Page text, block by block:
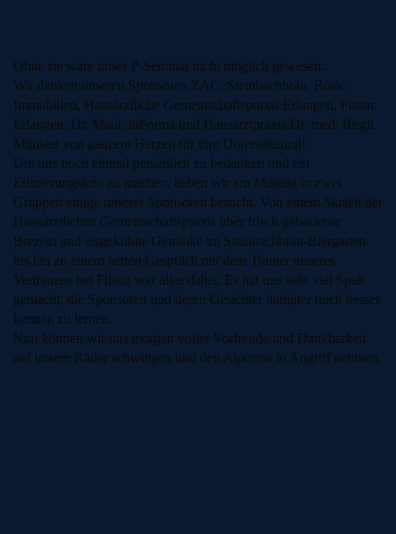
Ohne sie wäre unser P-Seminar nicht möglich gewesen:
Wir danken unseren Sponsoren ZAC, Steinbachbräu, Rosic
Immobilien, Hausärztliche Gemeinschaftspraxis Erlangen, Fitstar
Erlangen, Dr. Maul, inForma und Hausarztpraxis Dr. med. Birgit
Münster von ganzem Herzen für ihre Unterstützung!
Um uns noch einmal persönlich zu bedanken und ein
Erinnerungsfoto zu machen, haben wir am Montag in zwei
Gruppen einige unserer Sponsoren besucht. Von einem Skelett der
Hausärztlichen Gemeinschaftspraxis über frisch gebackene
Brezeln und eisgekühlte Getränke im Steinbachbräu-Biergarten
bis hin zu einem netten Gespräch mit dem Trainer unseres
Vertrauens bei Fitstar war alles dabei. Es hat uns sehr viel Spaß
gemacht, die Sponsoren und deren Gesichter dahinter noch besser
kennen zu lernen.
Nun können wir uns morgen voller Vorfreude und Dankbarkeit
auf unsere Räder schwingen und den Alpcross in Angriff nehmen.